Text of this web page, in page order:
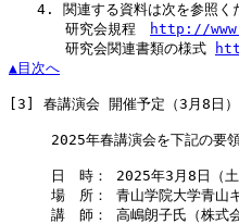
4. 関連する資料は次を参照くだ
研究会規程
http://
研究会関連書類の様式
▲目次へ
[3] 春講演会 開催予定（3月8日）
2025年春講演会を下記の要領
日　時： 2025年3月8日（土
場　所： 青山学院大学青山キ
講　師： 高嶋朗子氏（株式会